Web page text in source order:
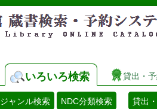
いろいろ検索 貸出・
ジャンル検索 NDC分類検索 貸出